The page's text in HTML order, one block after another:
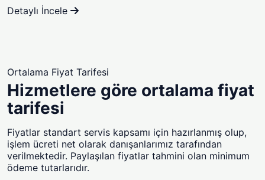
Detaylı İncele
Ortalama Fiyat Tarifesi
Hizmetlere göre ortalama fiyat
tarifesi
Fiyatlar standart servis kapsamı için hazırlanmış olup,
işlem ücreti net olarak danışanlarımız tarafından
verilmektedir. Paylaşılan fiyatlar tahmini olan minimum
ödeme tutarlarıdır.